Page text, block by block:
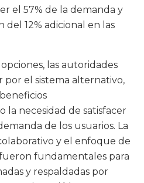
el 57% de la demanda y
12% adicional en las
las autoridades
por el sistema alternativo,
la necesidad de satisfacer
de los usuarios. La
y el enfoque de
fundamentales para
y respaldadas por